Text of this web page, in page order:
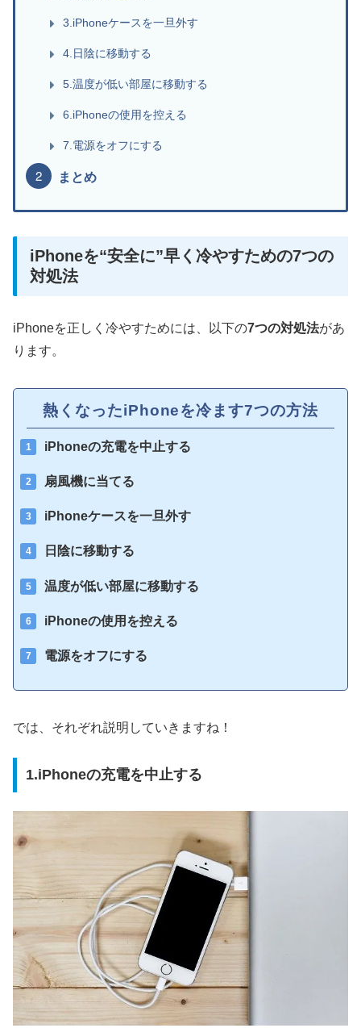
3.iPhoneケースを一旦外す
4.日陰に移動する
5.温度が低い部屋に移動する
6.iPhoneの使用を控える
7.電源をオフにする
まとめ
iPhoneを“安全に”早く冷やすための7つの
対処法
iPhoneを正しく冷やすためには、以下の7つの対処法があ
ります。
熱くなったiPhoneを冷ます7つの方法
iPhoneの充電を中止する
扇風機に当てる
iPhoneケースを一旦外す
日陰に移動する
温度が低い部屋に移動する
iPhoneの使用を控える
電源をオフにする
では、それぞれ説明していきますね！
1.iPhoneの充電を中止する